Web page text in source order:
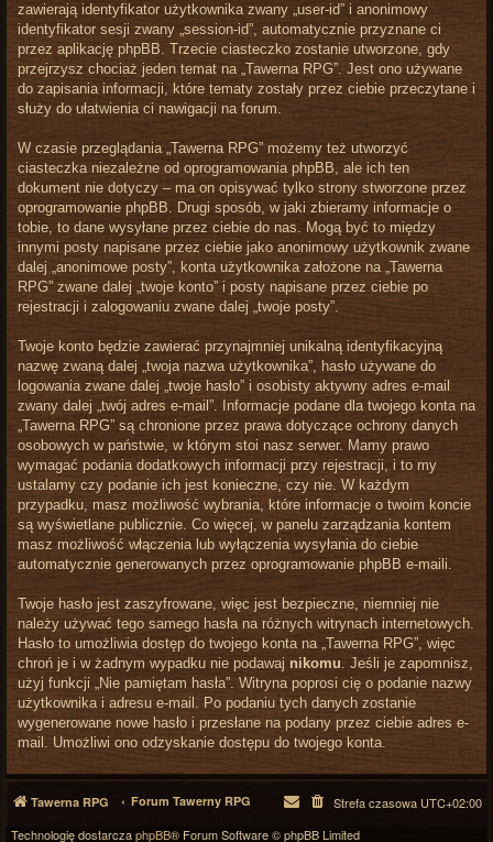
zawierają identyfikator użytkownika zwany „user-id” i anonimowy
identyfikator sesji zwany „session-id”, automatycznie przyznane ci
przez aplikację phpBB. Trzecie ciasteczko zostanie utworzone, gdy
przejrzysz chociaż jeden temat na „Tawerna RPG”. Jest ono używane
do zapisania informacji, które tematy zostały przez ciebie przeczytane i
służy do ułatwienia ci nawigacji na forum.
W czasie przeglądania „Tawerna RPG” możemy też utworzyć
ciasteczka niezależne od oprogramowania phpBB, ale ich ten
dokument nie dotyczy – ma on opisywać tylko strony stworzone przez
oprogramowanie phpBB. Drugi sposób, w jaki zbieramy informacje o
tobie, to dane wysyłane przez ciebie do nas. Mogą być to między
innymi posty napisane przez ciebie jako anonimowy użytkownik zwane
dalej „anonimowe posty”, konta użytkownika założone na „Tawerna
RPG” zwane dalej „twoje konto” i posty napisane przez ciebie po
rejestracji i zalogowaniu zwane dalej „twoje posty”.
Twoje konto będzie zawierać przynajmniej unikalną identyfikacyjną
nazwę zwaną dalej „twoja nazwa użytkownika”, hasło używane do
logowania zwane dalej „twoje hasło” i osobisty aktywny adres e-mail
zwany dalej „twój adres e-mail”. Informacje podane dla twojego konta na
„Tawerna RPG” są chronione przez prawa dotyczące ochrony danych
osobowych w państwie, w którym stoi nasz serwer. Mamy prawo
wymagać podania dodatkowych informacji przy rejestracji, i to my
ustalamy czy podanie ich jest konieczne, czy nie. W każdym
przypadku, masz możliwość wybrania, które informacje o twoim koncie
są wyświetlane publicznie. Co więcej, w panelu zarządzania kontem
masz możliwość włączenia lub wyłączenia wysyłania do ciebie
automatycznie generowanych przez oprogramowanie phpBB e-maili.
Twoje hasło jest zaszyfrowane, więc jest bezpieczne, niemniej nie
należy używać tego samego hasła na różnych witrynach internetowych.
Hasło to umożliwia dostęp do twojego konta na „Tawerna RPG”, więc
chroń je i w żadnym wypadku nie podawaj nikomu. Jeśli je zapomnisz,
użyj funkcji „Nie pamiętam hasła”. Witryna poprosi cię o podanie nazwy
użytkownika i adresu e-mail. Po podaniu tych danych zostanie
wygenerowane nowe hasło i przesłane na podany przez ciebie adres e-
mail. Umożliwi ono odzyskanie dostępu do twojego konta.
Tawerna RPG Forum Tawerny RPG Strefa czasowa UTC+02:00
Technologię dostarczaphpBB® Forum Software © phpBB Limited